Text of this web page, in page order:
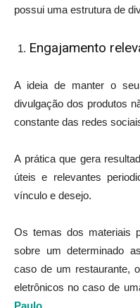
possui uma estrutura de
Engajamento
A ideia de manter o
divulgação dos produtos
constante das redes
A prática que gera
úteis e relevantes
vínculo e desejo.
Os temas dos materiais
sobre um determinado
caso de um restaurante,
eletrônicos no caso de
Paulo